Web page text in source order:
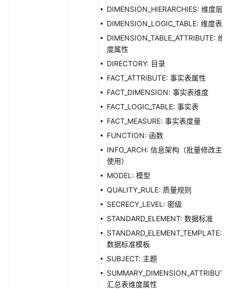
DIMENSION_HIERARCHIES: 维度层级
DIMENSION_LOGIC_TABLE: 维度表
DIMENSION_TABLE_ATTRIBUTE: 维
度属性
DIRECTORY: 目录
FACT_ATTRIBUTE: 事实表属性
FACT_DIMENSION: 事实表维度
FACT_LOGIC_TABLE: 事实表
FACT_MEASURE: 事实表度量
FUNCTION: 函数
INFO_ARCH: 信息架构（批量修改主题
使用）
MODEL: 模型
QUALITY_RULE: 质量规则
SECRECY_LEVEL: 密级
STANDARD_ELEMENT: 数据标准
STANDARD_ELEMENT_TEMPLATE:
数据标准模板
SUBJECT: 主题
SUMMARY_DIMENSION_ATTRIBUTE:
汇总表维度属性